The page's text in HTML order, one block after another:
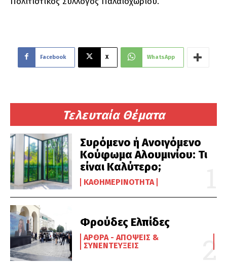
Τελευταία Θέματα
Συρόμενο ή Ανοιγόμενο
Κούφωμα Αλουμινίου: Τι
είναι Καλύτερο;
ΚΑΘΗΜΕΡΙΝΌΤΗΤΑ
Φρούδες Ελπίδες
ΆΡΘΡΑ - ΑΠΌΨΕΙΣ &
ΣΥΝΕΝΤΕΎΞΕΙΣ
Facebook X WhatsApp